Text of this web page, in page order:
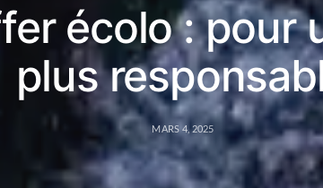
écolo : pour
plus
MARS 4, 2025